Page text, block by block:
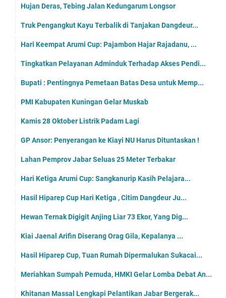
Hujan Deras, Tebing Jalan Kedungarum Longsor
Truk Pengangkut Kayu Terbalik di Tanjakan Dangdeur...
Hari Keempat Arumi Cup: Pajambon Hajar Rajadanu, ...
Tingkatkan Pelayanan Adminduk Terhadap Akses Pendi...
Bupati : Pentingnya Pemetaan Batas Desa untuk Memp...
PMI Kabupaten Kuningan Gelar Muskab
Kamis 28 Oktober Listrik Padam Lagi
GP Ansor: Penyerangan ke Kiayi NU Harus Dituntaskan !
Lahan Pemprov Jabar Seluas 25 Meter Terbakar
Hari Ketiga Arumi Cup: Sangkanurip Kasih Pelajara...
Hasil Hiparep Cup Hari Ketiga , Citim Dangdeur Ju...
Hewan Ternak Digigit Anjing Liar 73 Ekor, Yang Dig...
Kiai Jaenal Arifin Diserang Orag Gila, Kepalanya ...
Hasil Hiparep Cup, Tuan Rumah Dipermalukan Sukacai...
Meriahkan Sumpah Pemuda, HMKI Gelar Lomba Debat An...
Khitanan Massal Lengkapi Pelantikan Jabar Bergerak...